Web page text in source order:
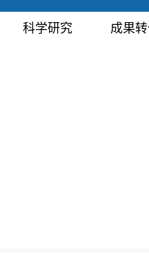
科学研究 成果